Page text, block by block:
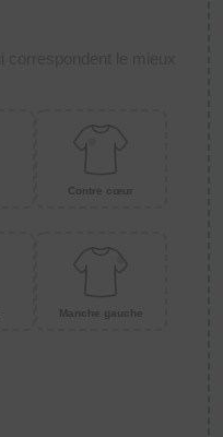
Contre cœur
Manche gauche